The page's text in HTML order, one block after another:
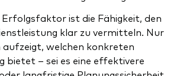
ist die Fähigkeit, den
klar zu vermitteln. Nur
welchen konkreten
bietet – sei es eine effektivere